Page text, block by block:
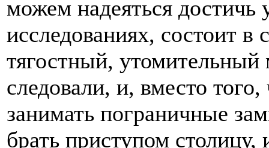
можем надеяться
исследованиях, состоит
тягостный,
следовали, и, вместо
занимать пограничные
брать приступом